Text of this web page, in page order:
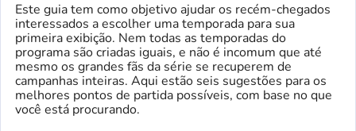
Este guia tem como objetivo ajudar os recém-chegados
interessados ​​a escolher uma temporada para sua
primeira exibição. Nem todas as temporadas do
programa são criadas iguais, e não é incomum que até
mesmo os grandes fãs da série se recuperem de
campanhas inteiras. Aqui estão seis sugestões para os
melhores pontos de partida possíveis, com base no que
você está procurando.